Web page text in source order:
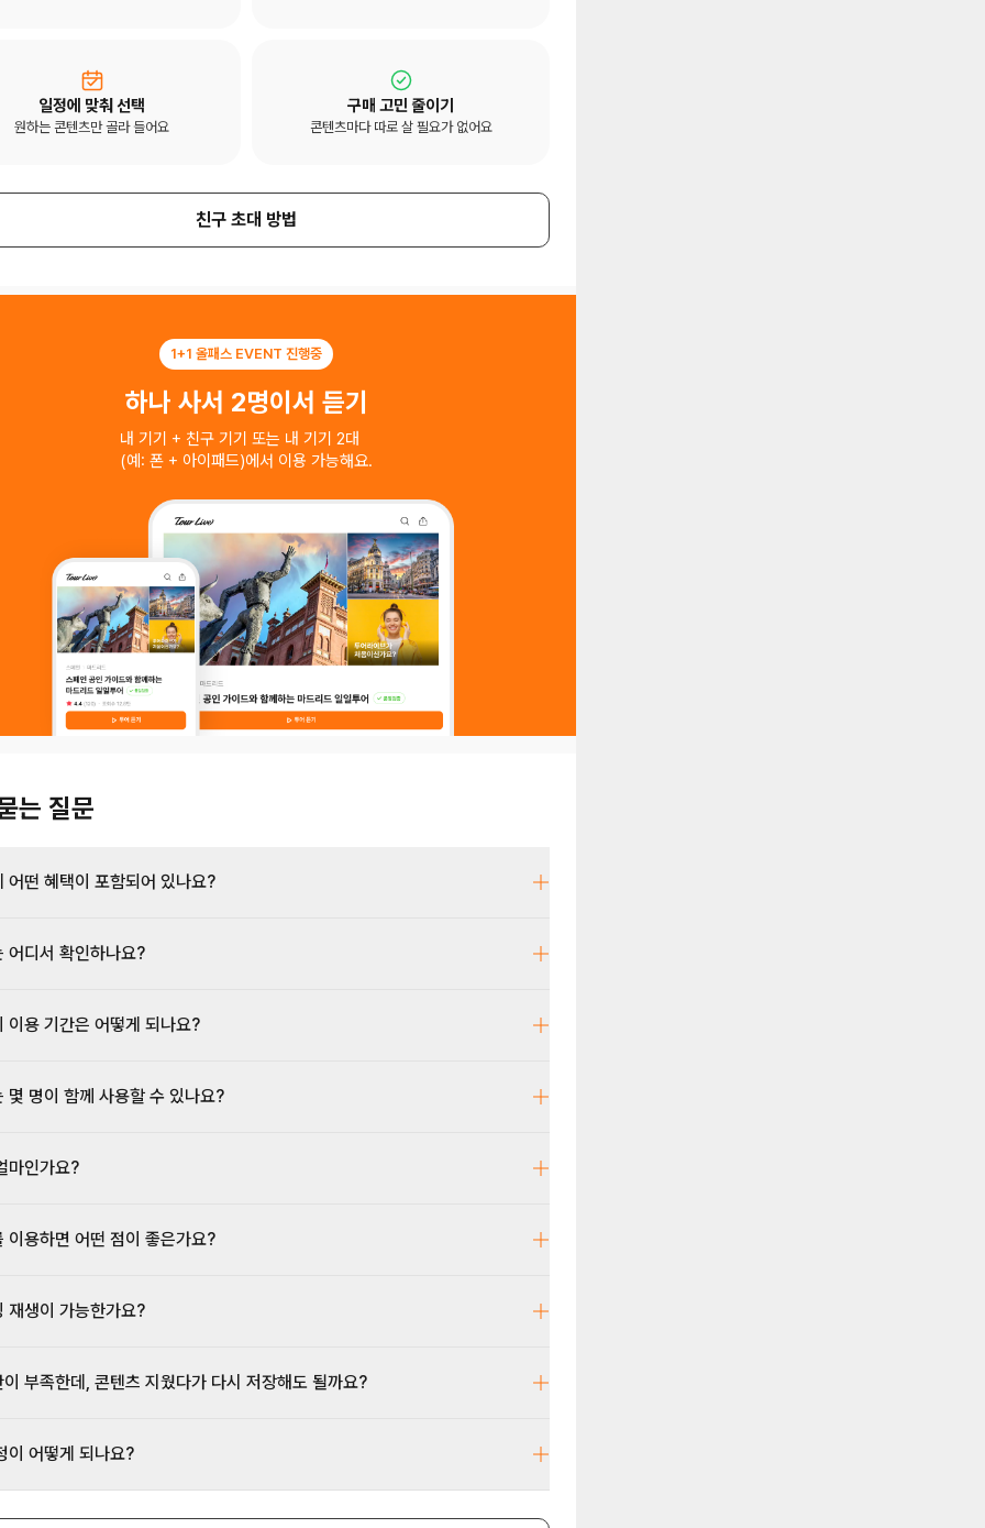
일정에 맞춰 선택
원하는 콘텐츠만 골라 들어요
구매 고민 줄이기
콘텐츠마다 따로 살 필요가 없어요
친구 초대 방법
1+1 올패스 EVENT 진행중
하나 사서 2명이서 듣기
내 기기 + 친구 기기 또는 내 기기 2대
(예: 폰 + 아이패드)에서 이용 가능해요.
는 질문
어떤 혜택이 포함되어 있나요?
어디서 확인하나요?
이용 기간은 어떻게 되나요?
몇 명이 함께 사용할 수 있나요?
마인가요?
이용하면 어떤 점이 좋은가요?
재생이 가능한가요?
부족한데, 콘텐츠 지웠다가 다시 저장해도 될까요?
이 어떻게 되나요?